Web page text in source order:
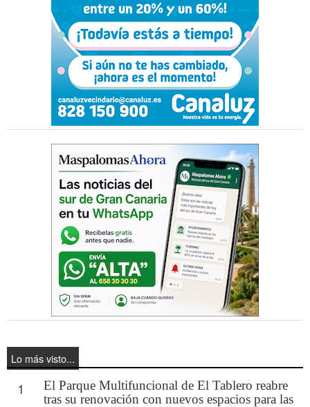
Lo más visto...
1
El Parque Multifuncional de El Tablero reabre
tras su renovación con nuevos espacios para las